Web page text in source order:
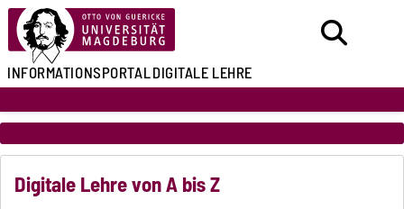
INFORMATIONSPORTALDIGITALE LEHRE
Digitale Lehre von A bis Z